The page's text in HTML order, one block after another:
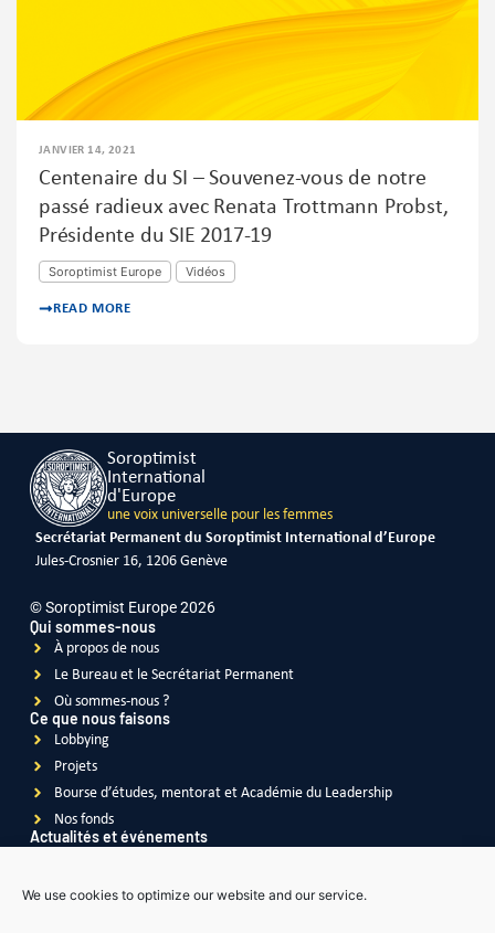
We use cookies to optimize our website and our service.
JANVIER 14, 2021
Centenaire du SI – Souvenez-vous de notre
passé radieux avec Renata Trottmann Probst,
Présidente du SIE 2017-19
Soroptimist Europe Vidéos
READ MORE
Soroptimist
International
d'Europe
une voix universelle pour les femmes
Secrétariat Permanent du Soroptimist International d’Europe
Jules-Crosnier 16, 1206 Genève
© Soroptimist Europe 2026
Qui sommes-nous
À propos de nous
Le Bureau et le Secrétariat Permanent
Où sommes-nous ?
Ce que nous faisons
Lobbying
Projets
Bourse d’études, mentorat et Académie du Leadership
Nos fonds
Actualités et événements